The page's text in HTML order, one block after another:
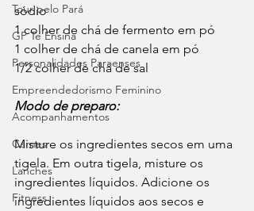
Tour pelo Pará
GP Te Ensina
Personalidades Paraenses
Empreendedorismo Feminino
Acompanhamentos
Carnes
Lanches
Fitness
sódio
1 colher de chá de fermento em pó
1 colher de chá de canela em pó
1/2 colher de chá de sal
Modo de preparo:
Misture os ingredientes secos em uma
tigela. Em outra tigela, misture os
ingredientes líquidos. Adicione os
ingredientes líquidos aos secos e